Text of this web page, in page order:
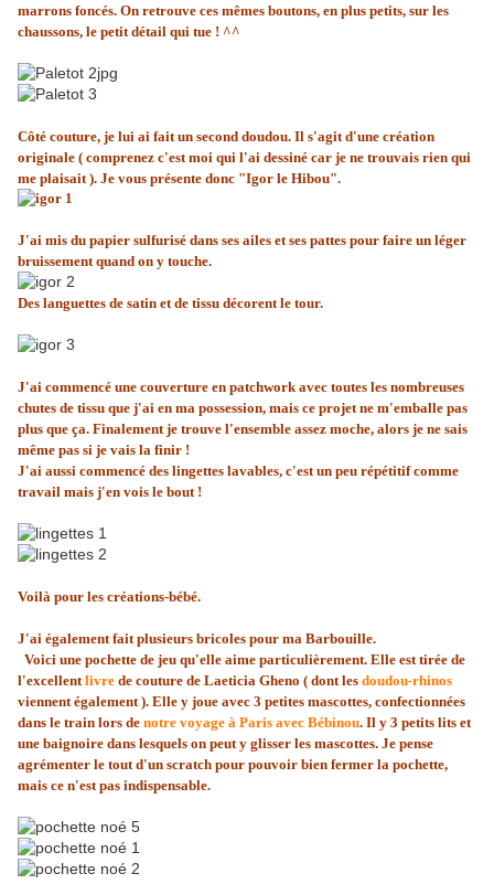
marrons foncés. On retrouve ces mêmes boutons, en plus petits, sur les
chaussons, le petit détail qui tue ! ^^
Côté couture, je lui ai fait un second doudou. Il s'agit d'une création
originale ( comprenez c'est moi qui l'ai dessiné car je ne trouvais rien qui
me plaisait ). Je vous présente donc "Igor le Hibou".
J'ai mis du papier sulfurisé dans ses ailes et ses pattes pour faire un léger
bruissement quand on y touche.
Des languettes de satin et de tissu décorent le tour.
J'ai commencé une couverture en patchwork avec toutes les nombreuses
chutes de tissu que j'ai en ma possession, mais ce projet ne m'emballe pas
plus que ça. Finalement je trouve l'ensemble assez moche, alors je ne sais
même pas si je vais la finir !
J'ai aussi commencé des lingettes lavables, c'est un peu répétitif comme
travail mais j'en vois le bout !
Voilà pour les créations-bébé.
J'ai également fait plusieurs bricoles pour ma Barbouille.
Voici une pochette de jeu qu'elle aime particulièrement. Elle est tirée de
l'excellentlivre de couture de Laeticia Gheno ( dont les doudou-rhinos
viennent également ). Elle y joue avec 3 petites mascottes, confectionnées
dans le train lors de notre voyage à Paris avec Bébinou. Il y 3 petits lits et
une baignoire dans lesquels on peut y glisser les mascottes. Je pense
agrémenter le tout d'un scratch pour pouvoir bien fermer la pochette,
mais ce n'est pas indispensable.